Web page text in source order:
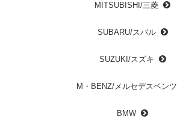
MITSUBISHI/三菱
SUBARU/スバル
SUZUKI/スズキ
M・BENZ/メルセデスベンツ
BMW